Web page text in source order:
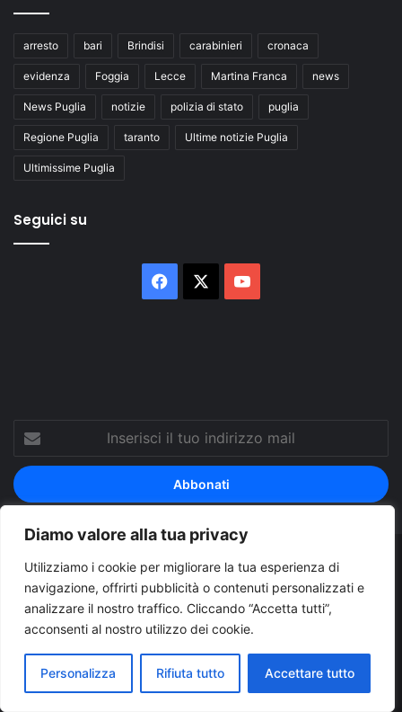
Diamo valore alla tua privacy
Utilizziamo i cookie per migliorare la tua esperienza di
navigazione, offrirti pubblicità o contenuti personalizzati e
analizzare il nostro traffico. Cliccando “Accetta tutti”,
acconsenti al nostro utilizzo dei cookie.
Personalizza Rifiuta tutto Accettare tutto
arresto bari Brindisi carabinieri cronaca
evidenza Foggia Lecce Martina Franca news
News Puglia notizie polizia di stato puglia
Regione Puglia taranto Ultime notizie Puglia
Ultimissime Puglia
Seguici su
Facebook
tuo
indirizzo
mail
© Copyright 2026, Tutti i diritti riservati |
© Copyright
Pugliapress - Quotidiano online editore associazione giornalisti
riuniti registrato presso il tribunale di Taranto al n. 569/2000 del
24/10/2000. Direttore responsabile Antonio Rubino
Cerco/Vendo
Offerte di lavoro Puglia Archivio
Contatti